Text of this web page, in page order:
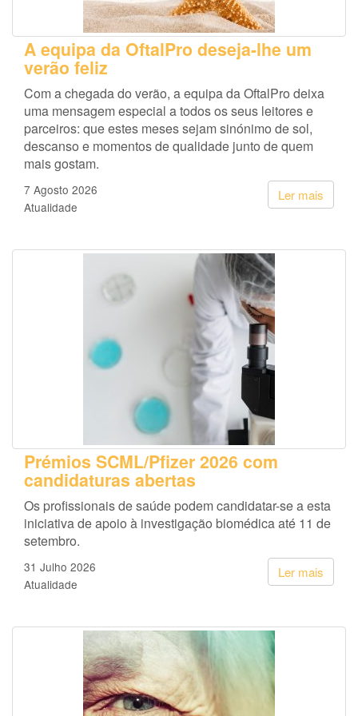
A equipa da OftalPro deseja-lhe um
verão feliz
Com a chegada do verão, a equipa da OftalPro deixa
uma mensagem especial a todos os seus leitores e
parceiros: que estes meses sejam sinónimo de sol,
descanso e momentos de qualidade junto de quem
mais gostam.
Ler mais
7 Agosto 2026
Atualidade
Prémios SCML/Pfizer 2026 com
candidaturas abertas
Os profissionais de saúde podem candidatar-se a esta
iniciativa de apoio à investigação biomédica até 11 de
setembro.
Ler mais
31 Julho 2026
Atualidade